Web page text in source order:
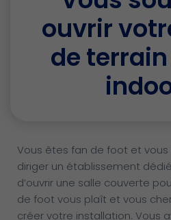
ouvrir
de
Vous êtes fan de foot et
diriger un établissement
d’ouvrir une salle couverte
de foot vous plaît et vous
créer votre installation. Vous